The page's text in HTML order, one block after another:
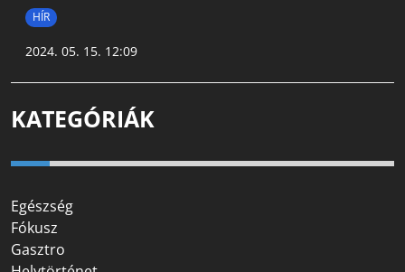
HÍR
2024. 05. 15. 12:09
KATEGÓRIÁK
Egészség
Fókusz
Gasztro